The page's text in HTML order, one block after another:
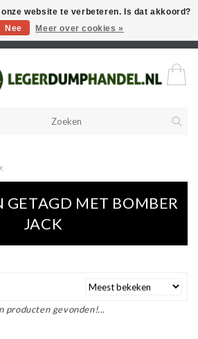
Als u een product zoekt en deze niet kan
neem vooral contact op!
GETAGD MET BOMBER
JACK
producten gevonden!...
website te verbeteren. Is dat akkoord?
Nee Meer over cookies »